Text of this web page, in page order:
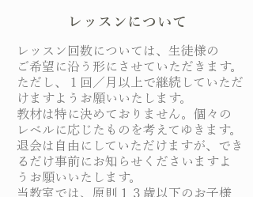
レッスンについて
レッスン回数については、生徒様の
ご希望に沿う形にさせていただきます。
ただし、１回／月以上で継続していただ
けますようお願いいたします。
教材は特に決めておりません。個々の
レベルに応じたものを考えてゆきます。
退会は自由にしていただけますが、でき
るだけ事前にお知らせくださいますよ
うお願いいたします。
当教室では、原則１３歳以下のお子様